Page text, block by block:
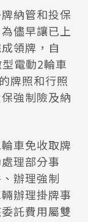
納管和投保
儘早讓已上
領牌，自
電動2輪車
牌照和行照
強制險及納
車免收取牌
理部分事
辦理強制
辦理掛牌事
託費用屬雙